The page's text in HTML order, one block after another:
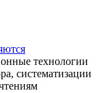
технологии
систематизации